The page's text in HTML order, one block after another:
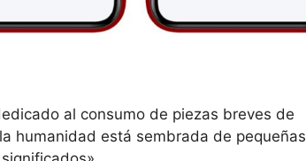
al consumo de piezas breves de
humanidad está sembrada de pequeñas